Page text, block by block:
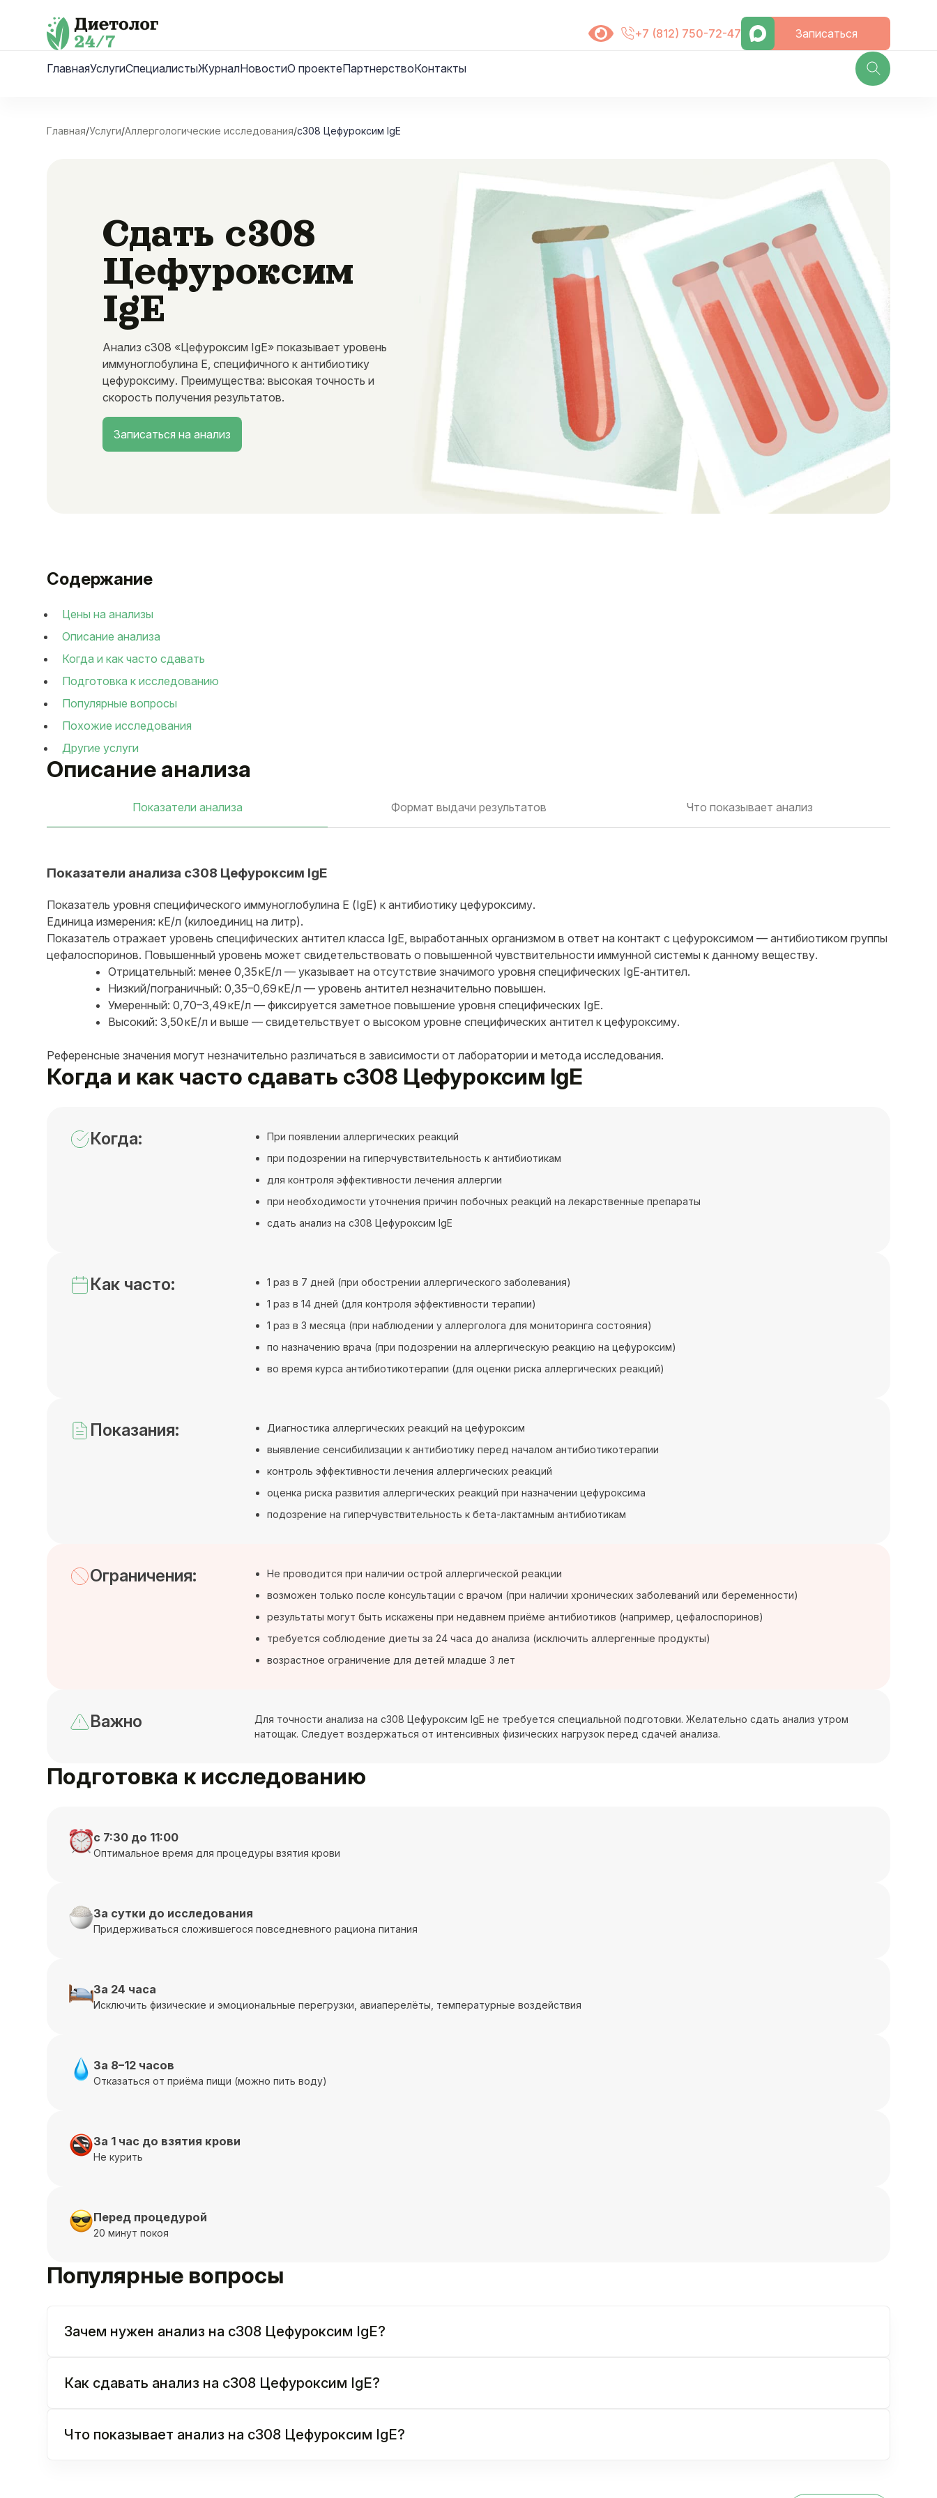
+7 (812) 750-72-47 Записаться
ГлавнаяУслугиСпециалистыЖурналНовостиО проектеПартнерствоКонтакты
Главная/Услуги/Аллергологические исследования/c308 Цефуроксим IgE
Сдать c308
Цефуроксим
IgE
Анализ c308 «Цефуроксим IgE» показывает уровень
иммуноглобулина E, специфичного к антибиотику
цефуроксиму. Преимущества: высокая точность и
скорость получения результатов.
Записаться на анализ
Описание анализа
Показатели анализа Формат выдачи результатов Что показывает анализ
Показатели анализа c308 Цефуроксим IgE
Показатель уровня специфического иммуноглобулина Е (IgE) к антибиотику цефуроксиму.
Единица измерения: кЕ/л (килоединиц на литр).
Показатель отражает уровень специфических антител класса IgE, выработанных организмом в ответ на контакт с цефуроксимом — антибиотиком группы
цефалоспоринов. Повышенный уровень может свидетельствовать о повышенной чувствительности иммунной системы к данному веществу.
Отрицательный: менее 0,35 кЕ/л — указывает на отсутствие значимого уровня специфических IgE‑антител.
Низкий/пограничный: 0,35–0,69 кЕ/л — уровень антител незначительно повышен.
Умеренный: 0,70–3,49 кЕ/л — фиксируется заметное повышение уровня специфических IgE.
Высокий: 3,50 кЕ/л и выше — свидетельствует о высоком уровне специфических антител к цефуроксиму.
Референсные значения могут незначительно различаться в зависимости от лаборатории и метода исследования.
Когда и как часто сдавать c308 Цефуроксим IgE
Когда:
При появлении аллергических реакций
при подозрении на гиперчувствительность к антибиотикам
для контроля эффективности лечения аллергии
при необходимости уточнения причин побочных реакций на лекарственные препараты
сдать анализ на c308 Цефуроксим IgE
Как часто:
1 раз в 7 дней (при обострении аллергического заболевания)
1 раз в 14 дней (для контроля эффективности терапии)
1 раз в 3 месяца (при наблюдении у аллерголога для мониторинга состояния)
по назначению врача (при подозрении на аллергическую реакцию на цефуроксим)
во время курса антибиотикотерапии (для оценки риска аллергических реакций)
Показания:
Диагностика аллергических реакций на цефуроксим
выявление сенсибилизации к антибиотику перед началом антибиотикотерапии
контроль эффективности лечения аллергических реакций
оценка риска развития аллергических реакций при назначении цефуроксима
подозрение на гиперчувствительность к бета-лактамным антибиотикам
Ограничения:
Не проводится при наличии острой аллергической реакции
возможен только после консультации с врачом (при наличии хронических заболеваний или беременности)
результаты могут быть искажены при недавнем приёме антибиотиков (например, цефалоспоринов)
требуется соблюдение диеты за 24 часа до анализа (исключить аллергенные продукты)
возрастное ограничение для детей младше 3 лет
Важно
Для точности анализа на c308 Цефуроксим IgE не требуется специальной подготовки. Желательно сдать анализ утром
натощак. Следует воздержаться от интенсивных физических нагрузок перед сдачей анализа.
Подготовка к исследованию
с 7:30 до 11:00
Оптимальное время для процедуры взятия крови
За сутки до исследования
Придерживаться сложившегося повседневного рациона питания
За 24 часа
Исключить физические и эмоциональные перегрузки, авиаперелёты, температурные воздействия
За 8–12 часов
Отказаться от приёма пищи (можно пить воду)
За 1 час до взятия крови
Не курить
Перед процедурой
20 минут покоя
Популярные вопросы
Зачем нужен анализ на c308 Цефуроксим IgE?
Как сдавать анализ на c308 Цефуроксим IgE?
Что показывает анализ на c308 Цефуроксим IgE?
Содержание
Цены на анализы
Описание анализа
Когда и как часто сдавать
Подготовка к исследованию
Популярные вопросы
Похожие исследования
Другие услуги